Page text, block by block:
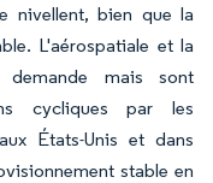
nivellent, bien que la
L'aérospatiale et la
mais sont
cycliques par les
États-Unis et dans
stable en